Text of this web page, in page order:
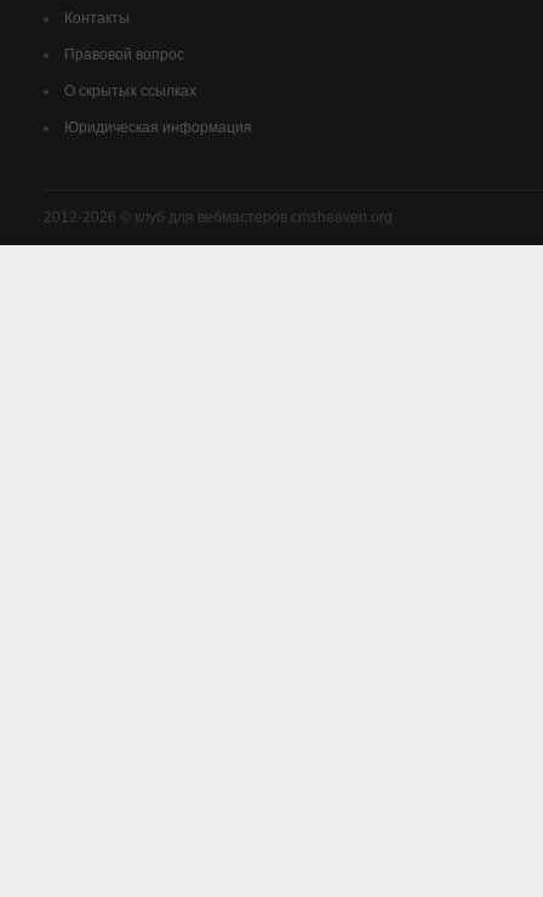
Контакты
Правовой вопрос
О скрытых ссылках
Юридическая информация
2012-2026 © клуб для вебмастеров cmsheaven.org